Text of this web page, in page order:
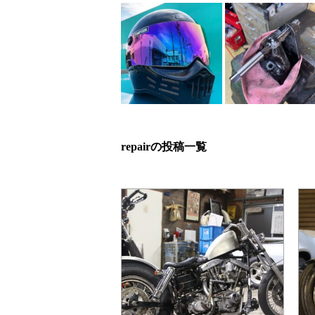
repairの投稿一覧